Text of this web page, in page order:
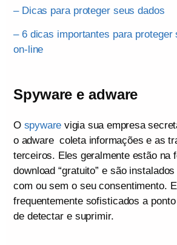
– Dicas para proteger seus dados
– 6 dicas importantes para proteger
on-line
Spyware e adware
O spyware vigia sua empresa
o adware coleta informações e as
terceiros. Eles geralmente estão na
download “gratuito” e são
com ou sem o seu consentimento.
frequentemente sofisticados a
de detectar e suprimir.